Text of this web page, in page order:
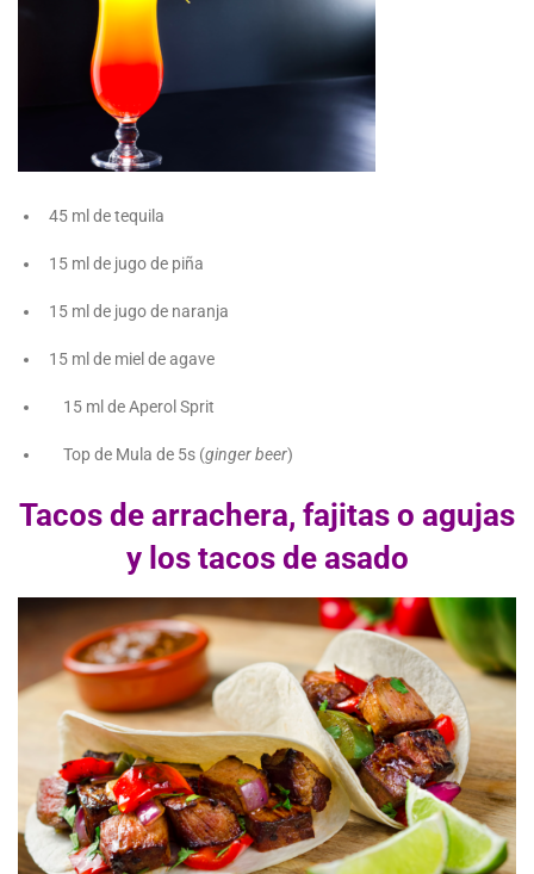
45 ml de tequila
15 ml de jugo de piña
15 ml de jugo de naranja
15 ml de miel de agave
15 ml de Aperol Sprit
Top de Mula de 5s (ginger beer)
Tacos de arrachera, fajitas o agujas
y los tacos de asado